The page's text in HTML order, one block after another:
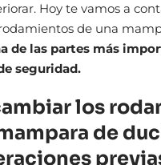
Hoy te vamos a
de una
de las partes más
seguridad.
los
de